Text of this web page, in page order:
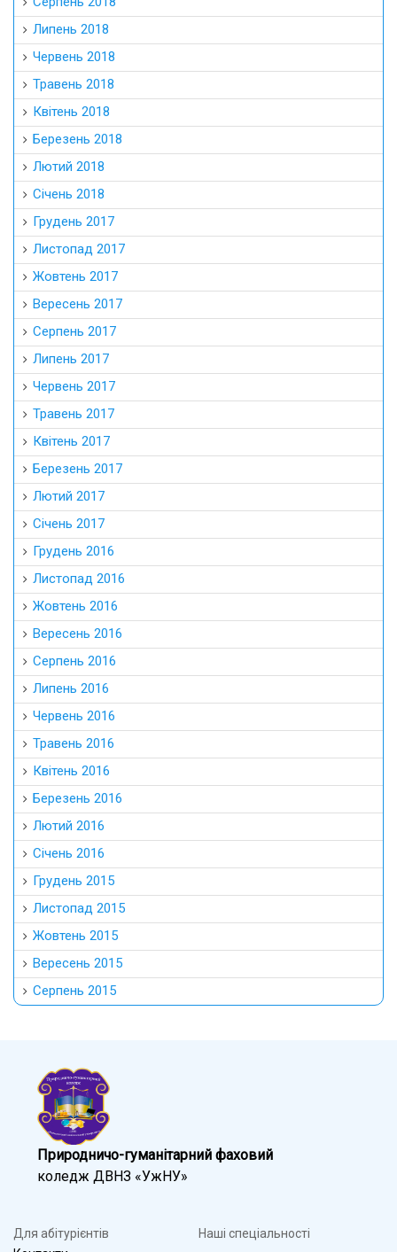
Липень 2018
Червень 2018
Травень 2018
Квітень 2018
Березень 2018
Лютий 2018
Січень 2018
Грудень 2017
Листопад 2017
Жовтень 2017
Вересень 2017
Серпень 2017
Липень 2017
Червень 2017
Травень 2017
Квітень 2017
Березень 2017
Лютий 2017
Січень 2017
Грудень 2016
Листопад 2016
Жовтень 2016
Вересень 2016
Серпень 2016
Липень 2016
Червень 2016
Травень 2016
Квітень 2016
Березень 2016
Лютий 2016
Січень 2016
Грудень 2015
Листопад 2015
Жовтень 2015
Вересень 2015
Серпень 2015
Природничо-гуманітарний фаховий
коледж ДВНЗ «УжНУ»
Для абітурієнтів
Наші спеціальності